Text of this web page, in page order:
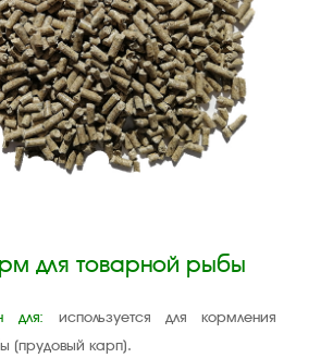
для товарной рыбы
для: используется для кормления
(прудовый карп).